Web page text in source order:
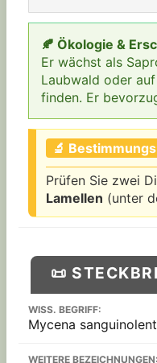
🍂 Ökologie &
Er wächst als
Laubwald oder
finden. Er
🔬
Prüfen Sie zwei
Lamellen (unter
📜
WISS. BEGRIFF:
Mycena
WEITERE BEZEICHNUNGEN: